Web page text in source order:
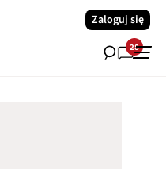
Zaloguj się
28